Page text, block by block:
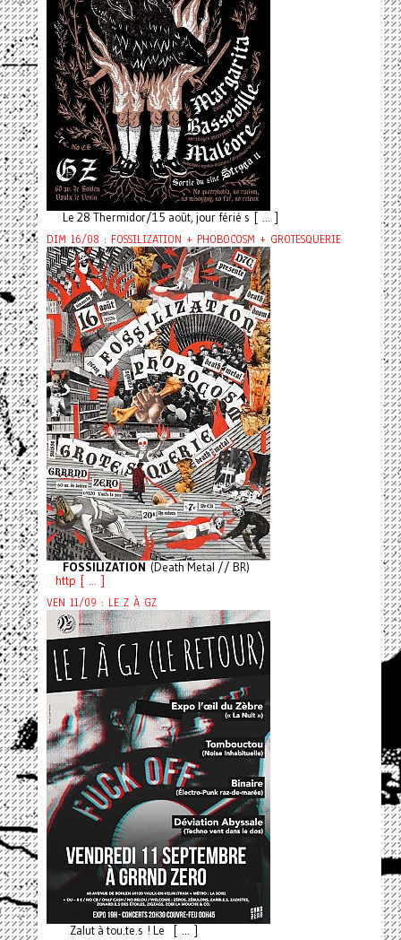
Le 28 Thermidor/15 août, jour férié s [ ... ]
DIM 16/08 : FOSSILIZATION + PHOBOCOSM + GROTESQUERIE
FOSSILIZATION (Death Metal // BR)
http [ ... ]
VEN 11/09 : LE Z À GZ
Zalut à tou.te.s ! Le [ ... ]